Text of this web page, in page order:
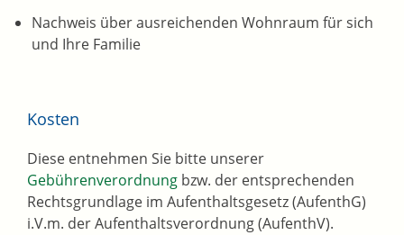
Nachweis über ausreichenden Wohnraum für sich
und Ihre Familie
Kosten
Diese entnehmen Sie bitte unserer
Gebührenverordnung bzw. der entsprechenden
Rechtsgrundlage im Aufenthaltsgesetz (AufenthG)
i.V.m. der Aufenthaltsverordnung (AufenthV).